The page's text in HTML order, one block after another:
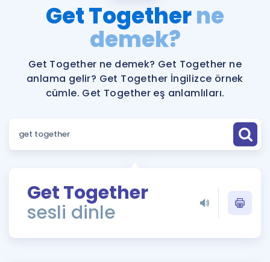
Şifremi Hatırlamıyorum
Katılımcı Görüşleri
Faydalı Araçlar
Ücretsiz Kaynaklar
Puan Hesaplama
ÖSYM Sınav Takvimi
Kampanyalar
İngilizce Gramer
Get Togetherne
demek?
Get Together ne demek? Get Together ne
anlama gelir? Get Together İngilizce örnek
cümle. Get Together eş anlamlıları.
Get Together
sesli dinle